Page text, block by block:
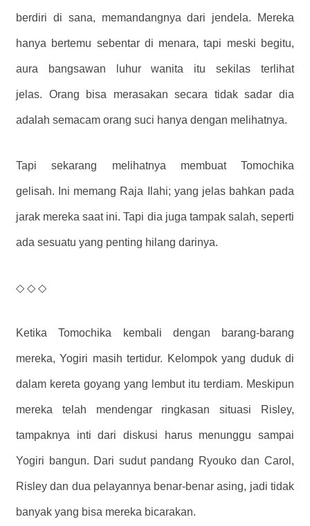
berdiri di sana, memandangnya dari jendela. Mereka
hanya bertemu sebentar di menara, tapi meski begitu,
aura bangsawan luhur wanita itu sekilas terlihat
jelas. Orang bisa merasakan secara tidak sadar dia
adalah semacam orang suci hanya dengan melihatnya.
Tapi sekarang melihatnya membuat Tomochika
gelisah. Ini memang Raja Ilahi; yang jelas bahkan pada
jarak mereka saat ini. Tapi dia juga tampak salah, seperti
ada sesuatu yang penting hilang darinya.
◇ ◇ ◇
Ketika Tomochika kembali dengan barang-barang
mereka, Yogiri masih tertidur. Kelompok yang duduk di
dalam kereta goyang yang lembut itu terdiam. Meskipun
mereka telah mendengar ringkasan situasi Risley,
tampaknya inti dari diskusi harus menunggu sampai
Yogiri bangun. Dari sudut pandang Ryouko dan Carol,
Risley dan dua pelayannya benar-benar asing, jadi tidak
banyak yang bisa mereka bicarakan.